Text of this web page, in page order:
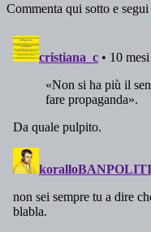
Commenta qui sotto e segui